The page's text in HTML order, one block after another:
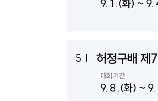
9. 1 .(화) ~ 9.
5 허정구배 제
대회기간
9. 8 .(화) ~ 9.